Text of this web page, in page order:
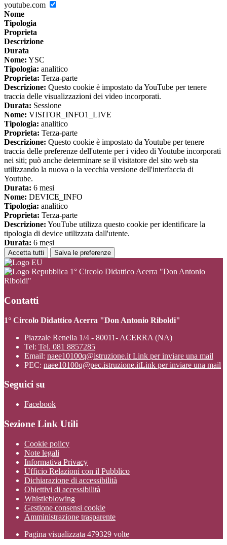
youtube.com
Nome
Tipologia
Proprieta
Descrizione
Durata
Nome: YSC
Tipologia: analitico
Proprieta: Terza-parte
Descrizione: Questo cookie è impostato da YouTube per tenere
traccia delle visualizzazioni dei video incorporati.
Durata: Sessione
Nome: VISITOR_INFO1_LIVE
Tipologia: analitico
Proprieta: Terza-parte
Descrizione: Questo cookie è impostato da Youtube per tenere
traccia delle preferenze dell'utente per i video di Youtube incorporati
nei siti; può anche determinare se il visitatore del sito web sta
utilizzando la nuova o la vecchia versione dell'interfaccia di
Youtube.
Durata: 6 mesi
Nome: DEVICE_INFO
Tipologia: analitico
Proprieta: Terza-parte
Descrizione: YouTube utilizza questo cookie per identificare la
tipologia di device utilizzata dall'utente.
Durata: 6 mesi
Accetta tutti Salva le preferenze
1° Circolo Didattico Acerra "Don Antonio
Riboldi"
Contatti
1° Circolo Didattico Acerra "Don Antonio Riboldi"
Piazzale Renella 1/4 - 80011- ACERRA (NA)
Tel: Tel. 081 8857285
Email: naee10100q@istruzione.it Link per inviare una mail
PEC: naee10100q@pec.istruzione.itLink per inviare una mail
Seguici su
Facebook
Sezione Link Utili
Cookie policy
Note legali
Informativa Privacy
Ufficio Relazioni con il Pubblico
Dichiarazione di accessibilità
Obiettivi di accessibilità
Whistleblowing
Gestione consensi cookie
Amministrazione trasparente
Pagina visualizzata 479329 volte